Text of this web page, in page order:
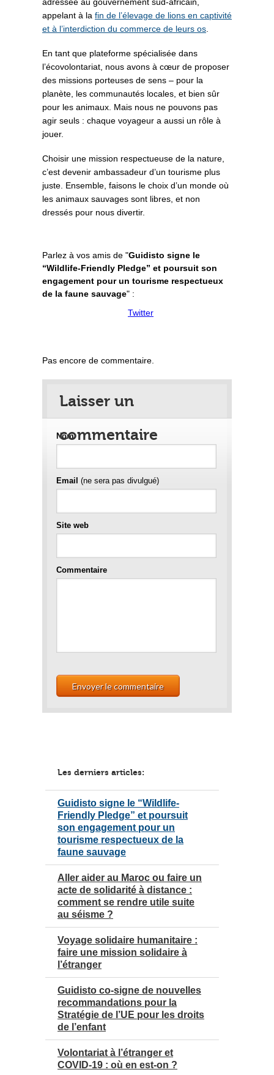
appelant à la fin de l’élevage de lions en captivité
et à l’interdiction du commerce de leurs os
En tant que plateforme spécialisée dans
l’écovolontariat, nous avons à cœur de proposer
des missions porteuses de sens – pour la
planète, les communautés locales, et bien sûr
pour les animaux. Mais nous ne pouvons pas
agir seuls : chaque voyageur a aussi un rôle à
jouer.
Choisir une mission respectueuse de la nature,
c’est devenir ambassadeur d’un tourisme plus
juste. Ensemble, faisons le choix d’un monde où
les animaux sauvages sont libres, et non
dressés pour nous divertir.
Parlez à vos amis de "Guidisto signe le
“Wildlife-Friendly Pledge” et poursuit son
engagement pour un tourisme respectueux
de la faune sauvage" :
Twitter
Pas encore de commentaire.
Laisser un
commentaire
Nom
Email (ne sera pas divulgué)
Site web
Commentaire
Les derniers articles:
Guidisto signe le “Wildlife-
Friendly Pledge” et poursuit
son engagement pour un
tourisme respectueux de la
faune sauvage
Aller aider au Maroc ou faire un
acte de solidarité à distance :
comment se rendre utile suite
au séisme ?
Voyage solidaire humanitaire :
faire une mission solidaire à
l’étranger
Guidisto co-signe de nouvelles
recommandations pour la
Stratégie de l’UE pour les droits
de l’enfant
Volontariat à l’étranger et
COVID-19 : où en est-on ?